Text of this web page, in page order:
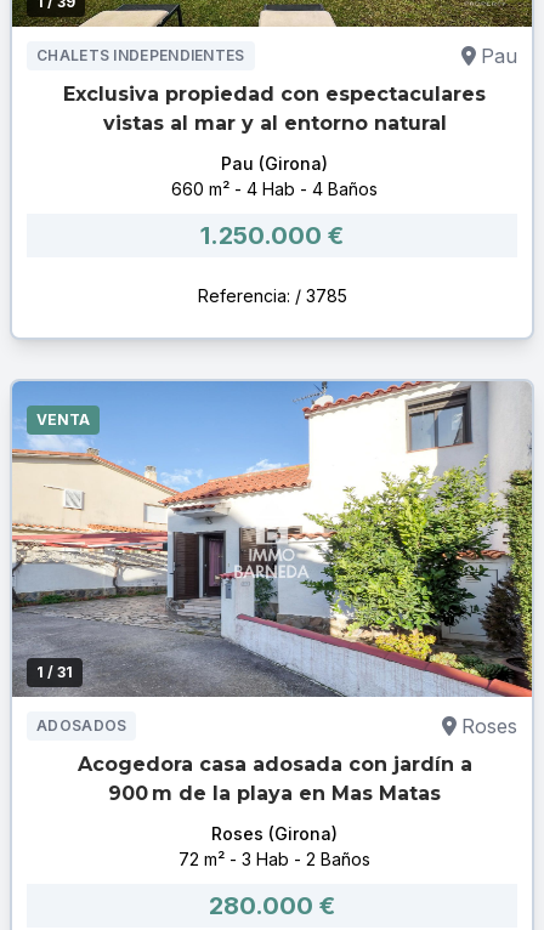
CHALETS INDEPENDIENTES Pau
Exclusiva propiedad con espectaculares
vistas al mar y al entorno natural
Pau (Girona)
660 m² - 4 Hab - 4 Baños
1.250.000 €
Referencia: / 3785
1 / 31
VENTA
ADOSADOS Roses
Acogedora casa adosada con jardín a
900 m de la playa en Mas Matas
Roses (Girona)
72 m² - 3 Hab - 2 Baños
280.000 €